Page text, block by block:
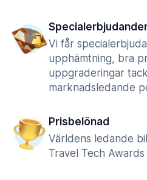
Vi får
upphämtning, bra
uppgraderingar
marknadsledande
Prisbelönad
Världens ledande
Travel Tech